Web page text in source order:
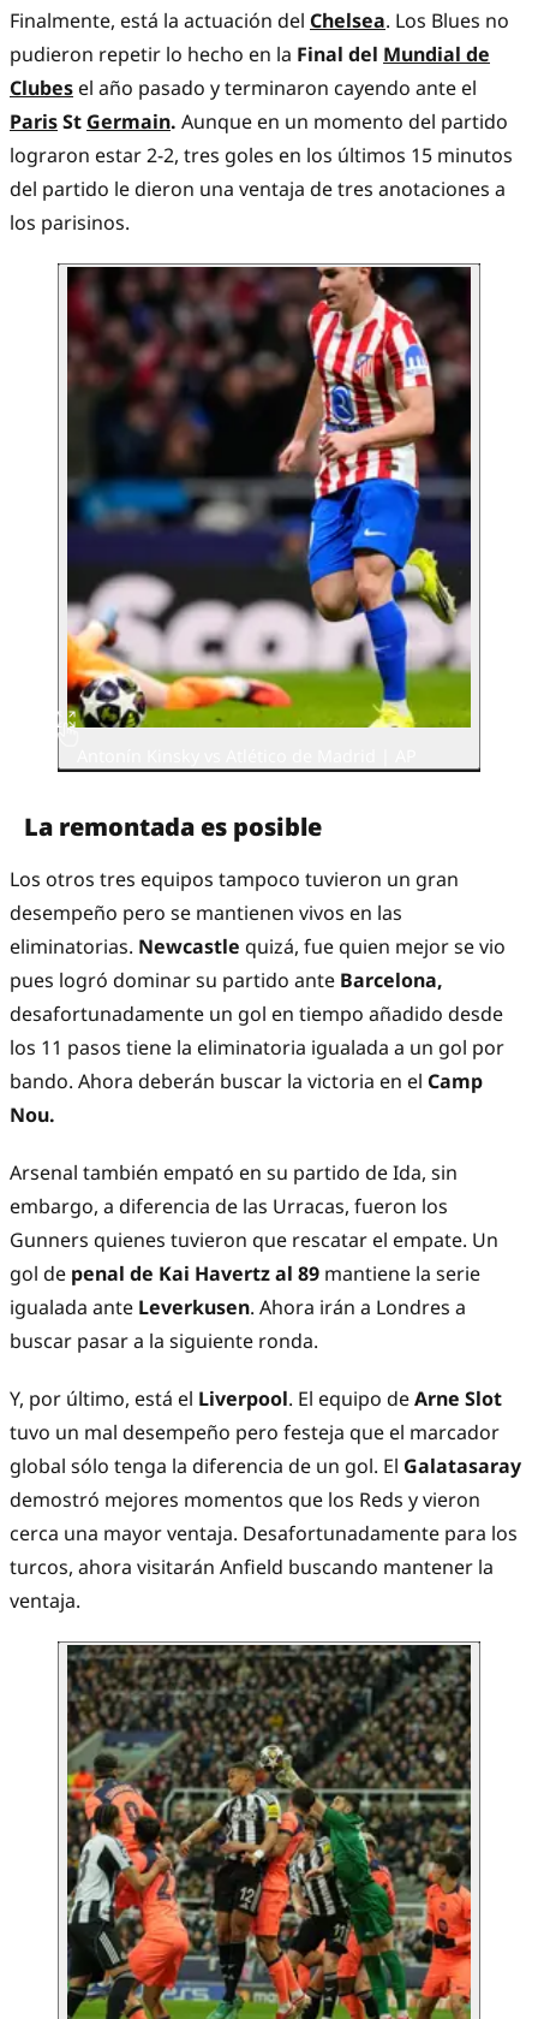
Finalmente, está la actuación del Chelsea. Los Blues no
pudieron repetir lo hecho en la Final del Mundial de
Clubes el año pasado y terminaron cayendo ante el
ParisSt Germain. Aunque en un momento del partido
lograron estar 2-2, tres goles en los últimos 15 minutos
del partido le dieron una ventaja de tres anotaciones a
los parisinos.
La remontada es posible
Los otros tres equipos tampoco tuvieron un gran
desempeño pero se mantienen vivos en las
eliminatorias. Newcastle quizá, fue quien mejor se vio
pues logró dominar su partido ante Barcelona,
desafortunadamente un gol en tiempo añadido desde
los 11 pasos tiene la eliminatoria igualada a un gol por
bando. Ahora deberán buscar la victoria en el Camp
Nou.
Arsenal también empató en su partido de Ida, sin
embargo, a diferencia de las Urracas, fueron los
Gunners quienes tuvieron que rescatar el empate. Un
gol de penal de Kai Havertz al 89 mantiene la serie
igualada ante Leverkusen. Ahora irán a Londres a
buscar pasar a la siguiente ronda.
Y, por último, está el Liverpool. El equipo deArne Slot
tuvo un mal desempeño pero festeja que el marcador
global sólo tenga la diferencia de un gol. El Galatasaray
demostró mejores momentos que los Reds y vieron
cerca una mayor ventaja. Desafortunadamente para los
turcos, ahora visitarán Anfield buscando mantener la
ventaja.